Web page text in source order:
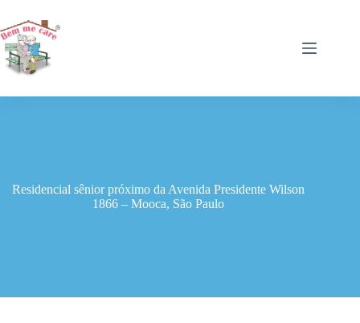
para
o
conteúdo
Residencial sênior próximo da Avenida Presidente Wilson
1866 – Mooca, São Paulo